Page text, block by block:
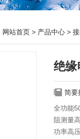
网站首页 > 产品中心 >
绝缘
简要
全功能
阻测量
功率高